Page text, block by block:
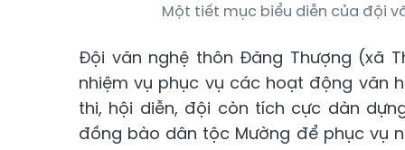
Một tiết mục biểu diễn của đội
Đội văn nghệ thôn Đăng Thượng (xã
nhiệm vụ phục vụ các hoạt động văn
thi, hội diễn, đội còn tích cực dàn
đồng bào dân tộc Mường để phục vụ